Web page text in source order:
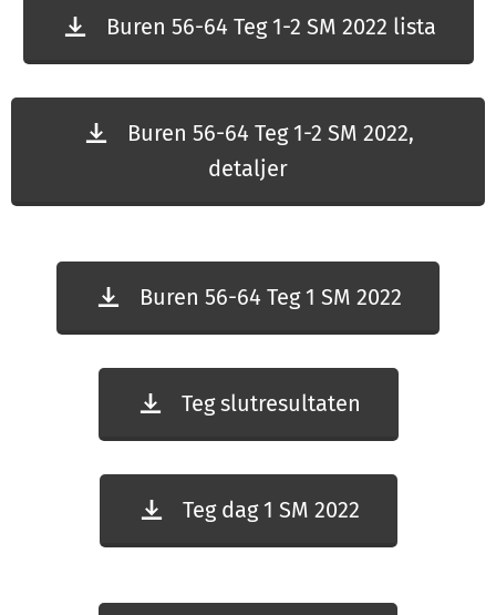
Buren 56-64 Teg 1-2 SM 2022 lista
Buren 56-64 Teg 1-2 SM 2022,
detaljer
Buren 56-64 Teg 1 SM 2022
Teg slutresultaten
Teg dag 1 SM 2022